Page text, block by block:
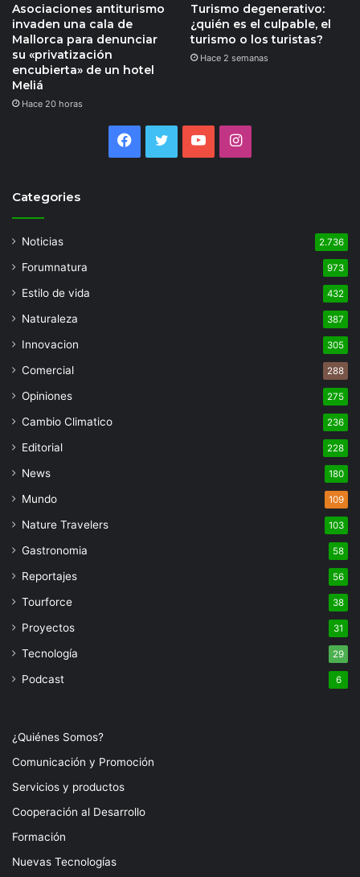
Asociaciones antiturismo
invaden una cala de
Mallorca para denunciar
su «privatización
encubierta» de un hotel
Meliá
Hace 20 horas
Turismo degenerativo:
¿quién es el culpable, el
turismo o los turistas?
Hace 2 semanas
Facebook
TwitterYouTubeInstagram
Categories
Noticias 2.736
Forumnatura 973
Estilo de vida 432
Naturaleza 387
Innovacion 305
Comercial 288
Opiniones 275
Cambio Climatico 236
Editorial 228
News 180
Mundo 109
Nature Travelers 103
Gastronomia 58
Reportajes 56
Tourforce 38
Proyectos 31
Tecnología 29
Podcast 6
¿Quiénes Somos?
Comunicación y Promoción
Servicios y productos
Cooperación al Desarrollo
Formación
Nuevas Tecnologías